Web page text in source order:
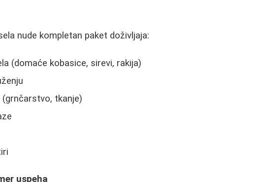
nude kompletan paket doživljaja:
(domaće kobasice, sirevi, rakija)
tkanje)
uspeha